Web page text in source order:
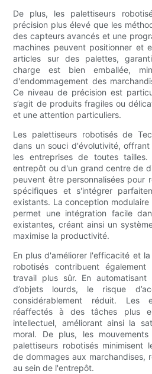
De plus, les palettiseurs
précision plus élevé que les
des capteurs avancés et une
machines peuvent positionner et
articles sur des palettes,
charge est bien emballée,
d'endommagement des
Ce niveau de précision est
s’agit de produits fragiles ou
et une attention particuliers.
Les palettiseurs robotisés de
dans un souci d'évolutivité,
les entreprises de toutes
entrepôt ou d'un grand centre de
peuvent être personnalisées pour
spécifiques et s'intégrer
existants. La conception
permet une intégration facile
existantes, créant ainsi un
maximise la productivité.
En plus d'améliorer l'efficacité et
robotisés contribuent
travail plus sûr. En automatisant
d’objets lourds, le risque
considérablement réduit. Les
réaffectés à des tâches plus
intellectuel, améliorant ainsi la
moral. De plus, les
palettiseurs robotisés minimisent
de dommages aux marchandises,
au sein de l'entrepôt.